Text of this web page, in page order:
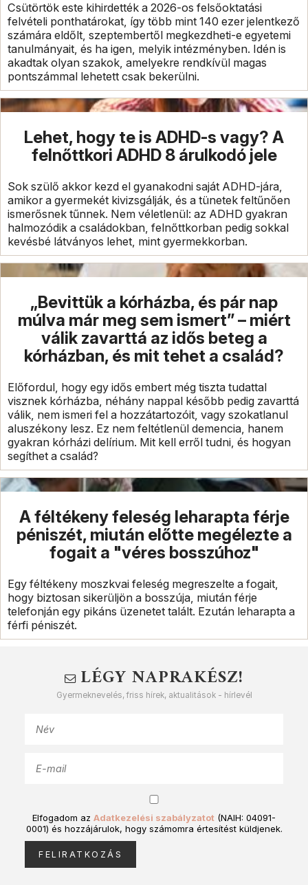
Csütörtök este kihirdették a 2026-os felsőoktatási
felvételi ponthatárokat, így több mint 140 ezer jelentkező
számára eldőlt, szeptembertől megkezdheti-e egyetemi
tanulmányait, és ha igen, melyik intézményben. Idén is
akadtak olyan szakok, amelyekre rendkívül magas
pontszámmal lehetett csak bekerülni.
Lehet, hogy te is ADHD-s vagy? A
felnőttkori ADHD 8 árulkodó jele
Sok szülő akkor kezd el gyanakodni saját ADHD-jára,
amikor a gyermekét kivizsgálják, és a tünetek feltűnően
ismerősnek tűnnek. Nem véletlenül: az ADHD gyakran
halmozódik a családokban, felnőttkorban pedig sokkal
kevésbé látványos lehet, mint gyermekkorban.
„Bevittük a kórházba, és pár nap
múlva már meg sem ismert” – miért
válik zavarttá az idős beteg a
kórházban, és mit tehet a család?
Előfordul, hogy egy idős embert még tiszta tudattal
visznek kórházba, néhány nappal később pedig zavarttá
válik, nem ismeri fel a hozzátartozóit, vagy szokatlanul
aluszékony lesz. Ez nem feltétlenül demencia, hanem
gyakran kórházi delírium. Mit kell erről tudni, és hogyan
segíthet a család?
A féltékeny feleség leharapta férje
péniszét, miután előtte megélezte a
fogait a "véres bosszúhoz"
Egy féltékeny moszkvai feleség megreszelte a fogait,
hogy biztosan sikerüljön a bosszúja, miután férje
telefonján egy pikáns üzenetet talált. Ezután leharapta a
férfi péniszét.
LÉGY NAPRAKÉSZ!
Gyermeknevelés, friss hírek, aktualitások - hírlevél
Elfogadom az Adatkezelési szabályzatot (NAIH: 04091-
0001) és hozzájárulok, hogy számomra értesítést küldjenek.